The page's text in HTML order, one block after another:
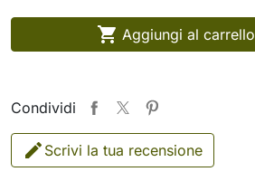
 Aggiungi al carrello
Condividi
Scrivi la tua recensione